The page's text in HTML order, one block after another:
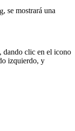
, se mostrará una
, dando clic en el icono
izquierdo, y